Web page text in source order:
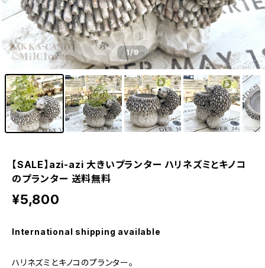
1/9
【SALE】azi-azi 大きいプランター ハリネズミとキノコ
のプランター 送料無料
¥5,800
International shipping available
ハリネズミとキノコのプランター。